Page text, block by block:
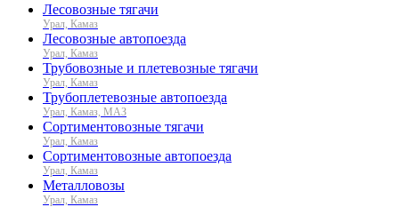
Лесовозные тягачи
Урал, Камаз
Лесовозные автопоезда
Урал, Камаз
Трубовозные и плетевозные тягачи
Урал, Камаз
Трубоплетевозные автопоезда
Урал, Камаз, МАЗ
Сортиментовозные тягачи
Урал, Камаз
Сортиментовозные автопоезда
Урал, Камаз
Металловозы
Урал, Камаз